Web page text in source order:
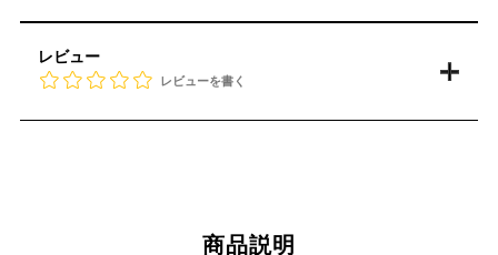
レビュー
レビューを書く
商品説明